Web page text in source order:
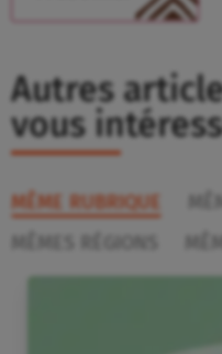
Autres
vous
MÊME RUBRIQUE